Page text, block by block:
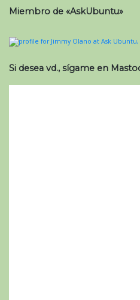
Miembro de «AskUbuntu»
Si desea vd., sígame en